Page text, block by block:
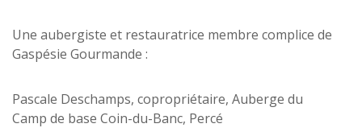
Une aubergiste et restauratrice membre complice de
Gaspésie Gourmande :
Pascale Deschamps, copropriétaire, Auberge du
Camp de base Coin-du-Banc, Percé